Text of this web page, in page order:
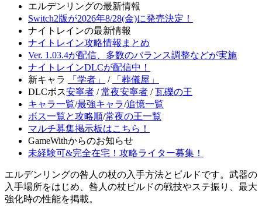
エルデンリングの最新情報
Switch2版が2026年8/28(金)に発売決定！
ナイトレインの最新情報
ナイトレイン攻略情報まとめ
Ver. 1.03.4が配信、多数のバランス調整などが実施
ナイトレインDLCが配信中！
新キャラ
「学者」 /
「葬儀屋」
DLCボス安寧者 /常夜安寧者 /瓦礫の王
キャラ一覧/最強キャラ/追憶一覧
ボス一覧と攻略順/常夜の王一覧
マルチ募集掲示板はこちら！
GameWithからのお知らせ
未経験可&完全在宅！攻略ライター募集！
エルデンリングの咎人の杖の入手方法とビルドです。武器の
入手場所をはじめ、咎人の杖ビルドの戦技やステ振り、最大
強化時の性能を掲載。